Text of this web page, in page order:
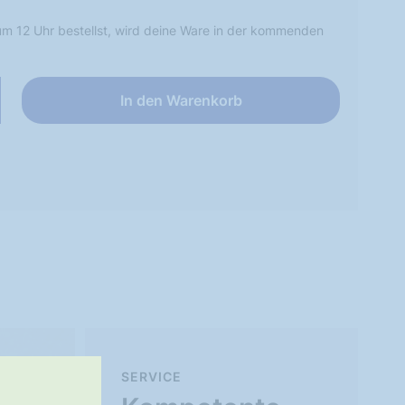
12 Uhr bestellst, wird deine Ware in der kommenden
In den Warenkorb
SERVICE